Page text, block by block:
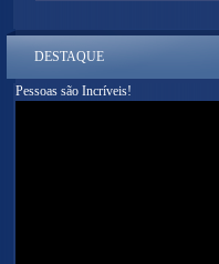
DESTAQUE
Pessoas são Incríveis!